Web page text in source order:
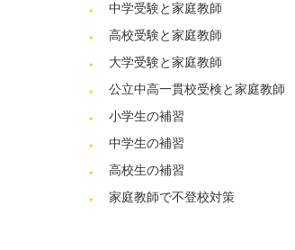
中学受験と家庭教師
高校受験と家庭教師
大学受験と家庭教師
公立中高一貫校受検と家庭教師
小学生の補習
中学生の補習
高校生の補習
家庭教師で不登校対策